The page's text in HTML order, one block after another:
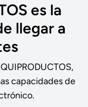
es la
llegar a
capacidades de